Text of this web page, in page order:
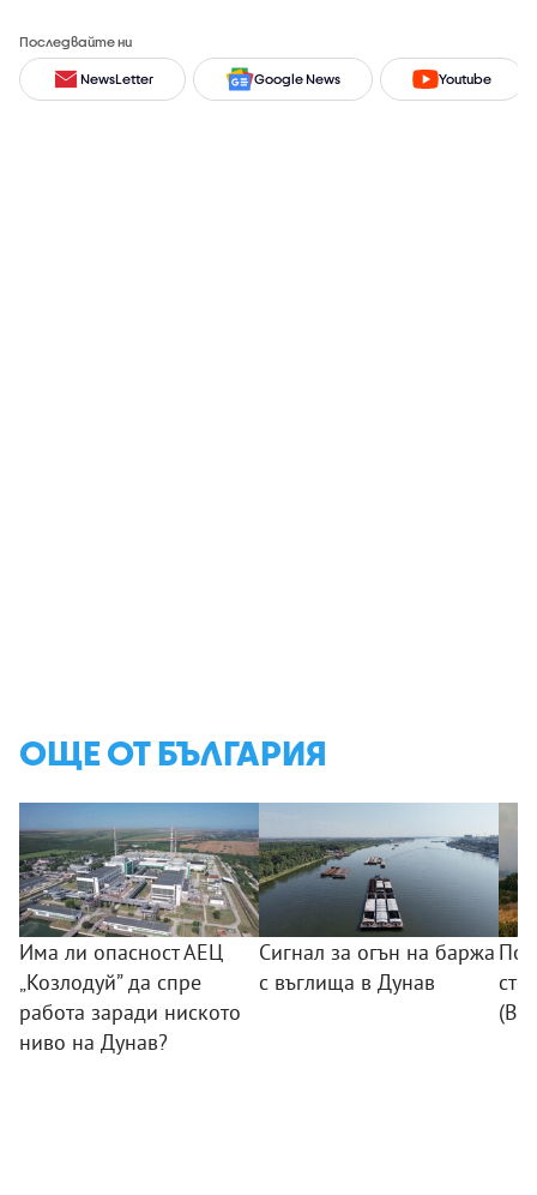
Последвайте ни
NewsLetter Google News Youtube
ОЩЕ ОТ БЪЛГАРИЯ
Има ли опасност АЕЦ
„Козлодуй” да спре
работа заради ниското
ниво на Дунав?
Сигнал за огън на баржа
с въглища в Дунав